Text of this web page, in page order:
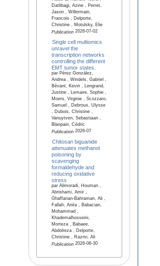
Datlibagi, Azine , Perret,
Jason , Willermain,
Francois , Delporte,
Christine , Motulsky, Elie
Publication2026-07-02
Single cell multiomics
unravel the
transcription networks
controlling the different
EMT tumor states.
par Pérez González,
Andrea , Windels, Gabriel ,
Bévant, Kevin , Lengrand,
Justine , Lemaire, Sophie ,
Moers, Virginie , Scozzaro,
Samuel , Debroux, Ulysse
, Dubois, Christine ,
Vanuytven, Sebastiaan ,
Blanpain, Cédric
Publication2026-07
Chitosan biguanide
attenuates methanol
poisoning by
scavenging
formaldehyde and
reducing oxidative
stress
par Alimoradi, Houman ,
Abrishami, Amir ,
Ghaffarian-Bahraman, Ali ,
Fallah, Anita , Babacian,
Mohammad ,
Khademalhosseini,
Morteza , Babaee,
Abdolreza , Delporte,
Christine , Razmi, Ali
Publication2026-06-30